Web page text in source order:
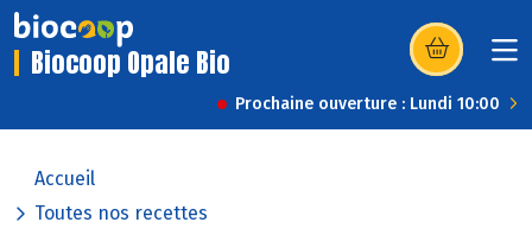
Biocoop Opale Bio (s’ouvre dans
Prochaine ouverture : Lundi 10:00
Accueil
Toutes nos recettes